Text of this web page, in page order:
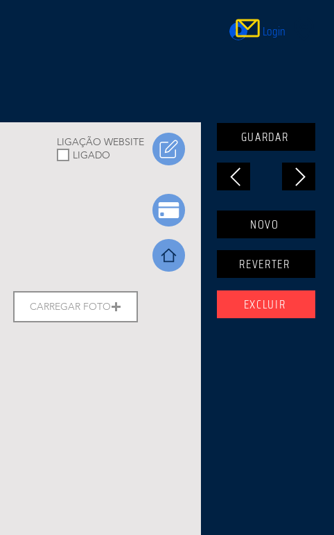
Login
LIGAÇÃO WEBSITE
LIGADO
CARREGAR FOTO
GUARDAR
NOVO
REVERTER
EXCLUIR